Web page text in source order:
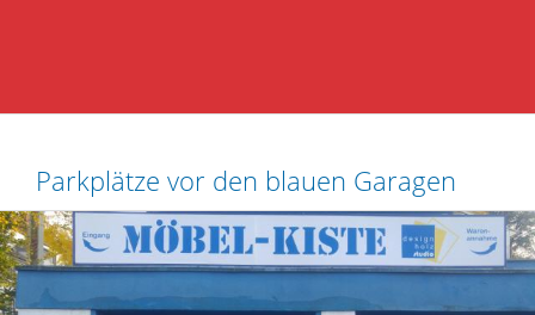
Parkplätze vor den blauen Garagen